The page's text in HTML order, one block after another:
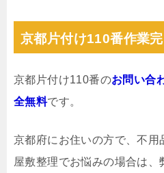
京都片付け110番作業
京都片付け110番のお問い合
全無料です。
京都府にお住いの方で、不用
屋敷整理でお悩みの場合は